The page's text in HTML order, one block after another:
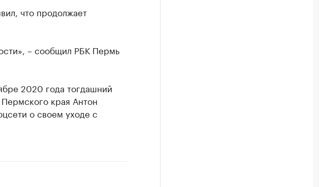
что продолжает
– сообщил РБК Пермь
2020 года тогдашний
Пермского края Антон
о своем уходе с